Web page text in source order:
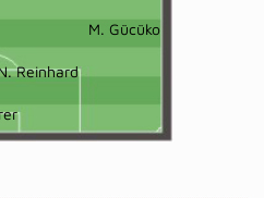
M. Gücüko
Reinhard